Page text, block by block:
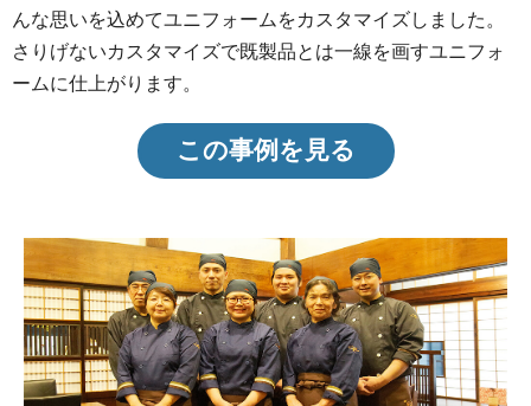
んな思いを込めてユニフォームをカスタマイズしました。
さりげないカスタマイズで既製品とは一線を画すユニフォ
ームに仕上がります。
この事例を見る